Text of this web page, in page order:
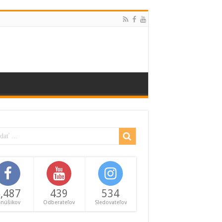
439
Odberateľov
534
Sledovateľov